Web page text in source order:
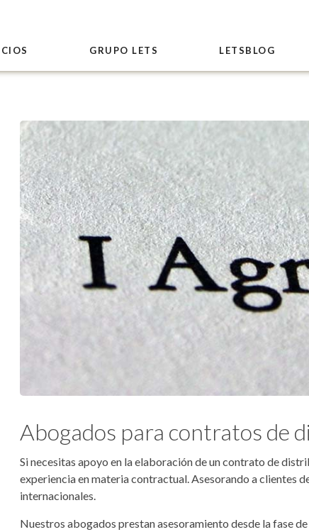
GRUPO LETS LETSBLOG
Abogados para contratos de
Si necesitas apoyo en la elaboración de un contrato de
experiencia en materia contractual. Asesorando a clientes
internacionales.
Nuestros abogados prestan asesoramiento desde la fase